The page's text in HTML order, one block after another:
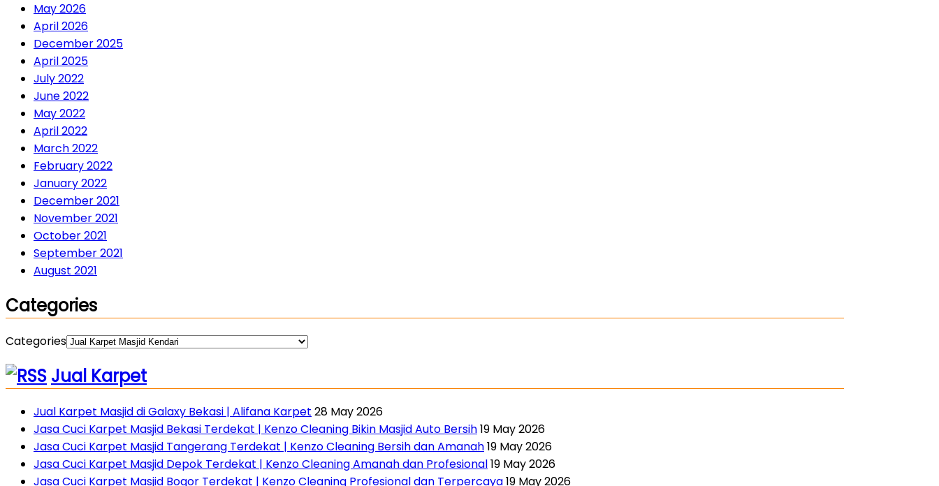
May 2026
April 2026
December 2025
April 2025
July 2022
June 2022
May 2022
April 2022
March 2022
February 2022
January 2022
December 2021
November 2021
October 2021
September 2021
August 2021
Categories
Categories
Jual Karpet
Jual Karpet Masjid di Galaxy Bekasi | Alifana Karpet 28 May 2026
Jasa Cuci Karpet Masjid Bekasi Terdekat | Kenzo Cleaning Bikin Masjid Auto Bersih19 May 2026
Jasa Cuci Karpet Masjid Tangerang Terdekat | Kenzo Cleaning Bersih dan Amanah19 May 2026
Jasa Cuci Karpet Masjid Depok Terdekat | Kenzo Cleaning Amanah dan Profesional19 May 2026
Jasa Cuci Karpet Masjid Bogor Terdekat | Kenzo Cleaning Profesional dan Terpercaya19 May 2026